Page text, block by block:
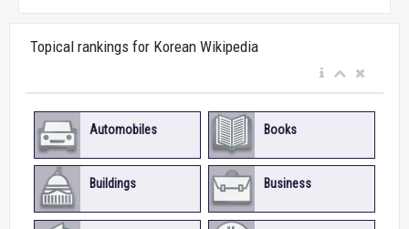
Topical rankings for Korean Wikipedia
Automobiles Books
Buildings Business